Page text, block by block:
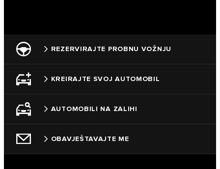
REZERVIRAJTE PROBNU VOŽNJU
KREIRAJTE SVOJ AUTOMOBIL
AUTOMOBILI NA ZALIHI
OBAVJEŠTAVAJTE ME